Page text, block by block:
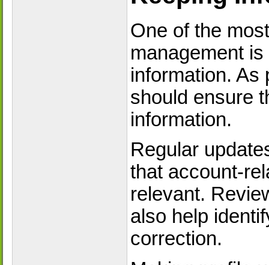
One of the
management
information. As
should ensure
information.
Regular
that account-
relevant.
also help
correction.